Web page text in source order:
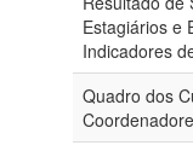
Estagiários e
Indicadores
Quadro dos